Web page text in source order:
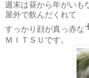
週末は昼から年がいも
屋外で飲んだくれて
すっかり顔が真っ赤な
ＭＩＴＳＵです。